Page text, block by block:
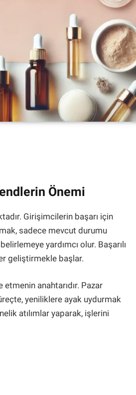
Önemi
Girişimcilerin başarı için
sadece mevcut durumu
yardımcı olur. Başarılı
geliştirmekle başlar.
anahtarıdır. Pazar
yeniliklere ayak uydurmak
atılımlar yaparak, işlerini